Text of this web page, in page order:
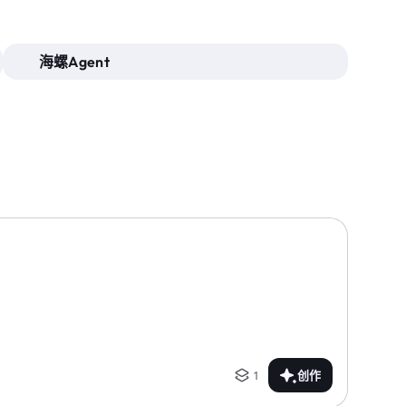
海螺Agent
1 创作